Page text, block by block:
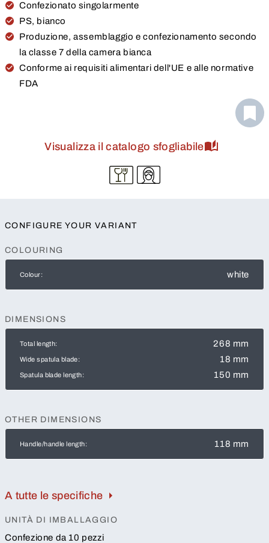
Confezionato singolarmente
PS, bianco
Produzione, assemblaggio e confezionamento secondo
la classe 7 della camera bianca
Conforme ai requisiti alimentari dell'UE e alle normative
FDA
Visualizza il catalogo sfogliabile
CONFIGURE YOUR VARIANT
COLOURING
Colour: white
DIMENSIONS
Total length: 268 mm
Wide spatula blade: 18 mm
Spatula blade length: 150 mm
OTHER DIMENSIONS
Handle/handle length: 118 mm
A tutte le specifiche
UNITÀ DI IMBALLAGGIO
Confezione da 10 pezzi